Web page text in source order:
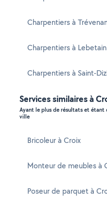
Charpentiers à
Charpentiers à Lebetain
Charpentiers à Saint-
Services similaires à
Ayant le plus de résultats et
ville
Bricoleur à Croix
Monteur de meubles à
Poseur de parquet à